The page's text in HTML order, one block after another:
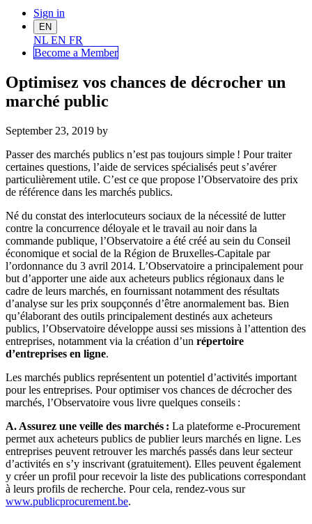
Sign in
EN
NL EN FR
Become a Member
Optimisez vos chances de décrocher un
marché public
September 23, 2019 by
Passer des marchés publics n’est pas toujours simple ! Pour traiter
certaines questions, l’aide de services spécialisés peut s’avérer
particulièrement utile. C’est ce que propose l’Observatoire des prix
de référence dans les marchés publics.
Né du constat des interlocuteurs sociaux de la nécessité de lutter
contre la concurrence déloyale et le travail au noir dans la
commande publique, l’Observatoire a été créé au sein du Conseil
économique et social de la Région de Bruxelles-Capitale par
l’ordonnance du 3 avril 2014. L’Observatoire a principalement pour
but d’apporter une aide aux acheteurs publics régionaux dans le
cadre de leurs marchés, en fournissant notamment des résultats
d’analyse sur les prix soupçonnés d’être anormalement bas. Bien
qu’élaborant des outils principalement destinés aux acheteurs
publics, l’Observatoire développe aussi ses missions à l’attention des
entreprises, notamment via la création d’un répertoire
d’entreprises en ligne.
Les marchés publics représentent un potentiel d’activités important
pour les entreprises. Pour optimiser vos chances de décrocher des
marchés, l’Observatoire vous livre quelques conseils :
A. Assurez une veille des marchés : La plateforme e-Procurement
permet aux acheteurs publics de publier leurs marchés en ligne. Les
entreprises peuvent retrouver les marchés passés dans leur secteur
d’activités en s’y inscrivant (gratuitement). Elles peuvent également
y créer un profil pour recevoir la liste des publications correspondant
à leurs profils de recherche. Pour cela, rendez-vous sur
www.publicprocurement.be.